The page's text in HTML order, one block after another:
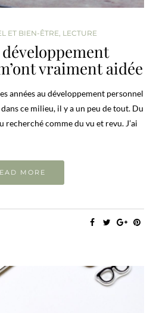
ET BIEN-ÊTRE LECTURE
vraiment aidée
années au développement personnel
ce milieu, il y a un peu de tout. Du
recherché comme du vu et revu. J’ai
MORE